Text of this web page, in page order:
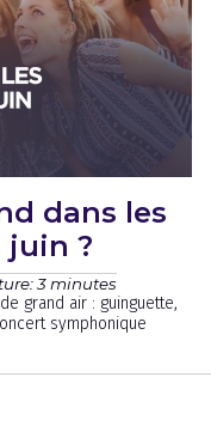
dans les
juin ?
3 minutes
grand air : guinguette,
symphonique